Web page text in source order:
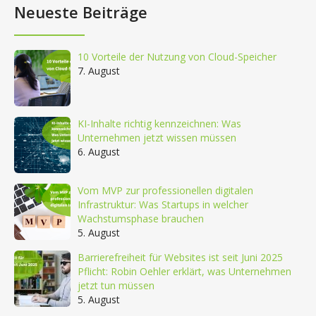
Neueste Beiträge
10 Vorteile der Nutzung von Cloud-Speicher
7. August
KI-Inhalte richtig kennzeichnen: Was
Unternehmen jetzt wissen müssen
6. August
Vom MVP zur professionellen digitalen
Infrastruktur: Was Startups in welcher
Wachstumsphase brauchen
5. August
Barrierefreiheit für Websites ist seit Juni 2025
Pflicht: Robin Oehler erklärt, was Unternehmen
jetzt tun müssen
5. August